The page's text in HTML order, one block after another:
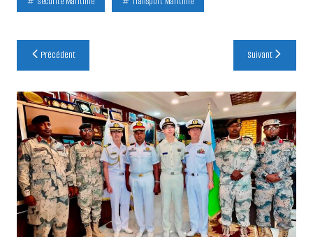
Navigation
de
l’article
Précédent Suivant